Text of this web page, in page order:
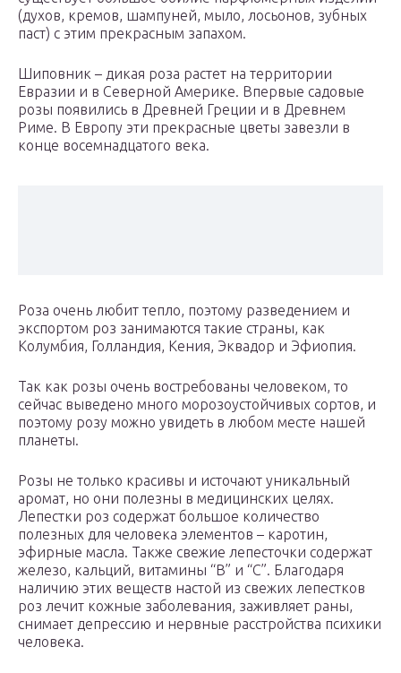
(духов, кремов, шампуней, мыло, лосьонов, зубных
паст) с этим прекрасным запахом.
Шиповник – дикая роза растет на территории
Евразии и в Северной Америке. Впервые садовые
розы появились в Древней Греции и в Древнем
Риме. В Европу эти прекрасные цветы завезли в
конце восемнадцатого века.
Роза очень любит тепло, поэтому разведением и
экспортом роз занимаются такие страны, как
Колумбия, Голландия, Кения, Эквадор и Эфиопия.
Так как розы очень востребованы человеком, то
сейчас выведено много морозоустойчивых сортов, и
поэтому розу можно увидеть в любом месте нашей
планеты.
Розы не только красивы и источают уникальный
аромат, но они полезны в медицинских целях.
Лепестки роз содержат большое количество
полезных для человека элементов – каротин,
эфирные масла. Также свежие лепесточки содержат
железо, кальций, витамины “В” и “С”. Благодаря
наличию этих веществ настой из свежих лепестков
роз лечит кожные заболевания, заживляет раны,
снимает депрессию и нервные расстройства психики
человека.